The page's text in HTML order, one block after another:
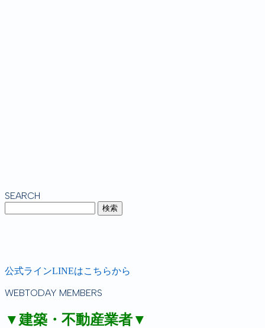
SEARCH
公式ラインLINEはこちらから
WEBTODAY MEMBERS
▼建築・不動産業者▼